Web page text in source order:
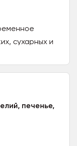
сухарных и
печенье,